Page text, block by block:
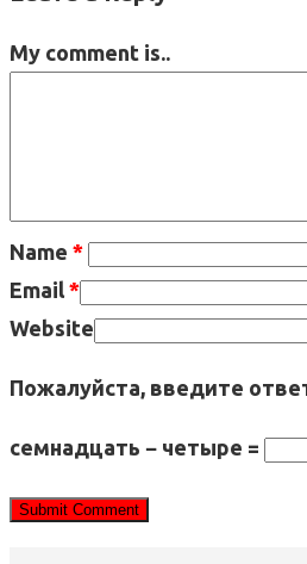
My comment is..
Name *
Email *
Website
Пожалуйста, введите
семнадцать − четыре =